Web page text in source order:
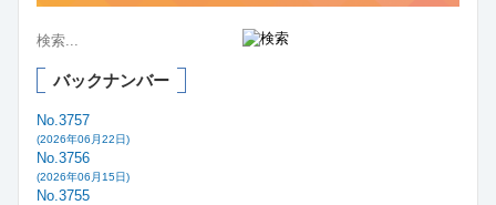
バックナンバー
No.3757
(2026年06月22日)
No.3756
(2026年06月15日)
No.3755